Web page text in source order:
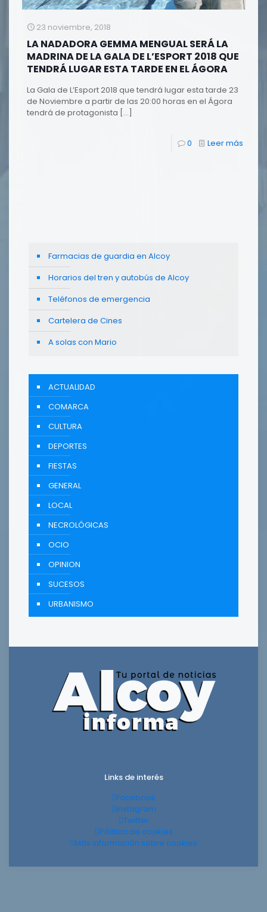
23 noviembre, 2018
LA NADADORA GEMMA MENGUAL SERÁ LA
MADRINA DE LA GALA DE L’ESPORT 2018 QUE
TENDRÁ LUGAR ESTA TARDE EN EL ÁGORA
La Gala de L’Esport 2018 que tendrá lugar esta tarde 23
de Noviembre a partir de las 20:00 horas en el Ágora
tendrá de protagonista […]
0 Leer más
Farmacias de guardia en Alcoy
Horarios del tren y autobús de Alcoy
Teléfonos de emergencia
Cartelera de Cines
A solas con Mario
ACTUALIDAD
COMARCA
CULTURA
DEPORTES
FIESTAS
GENERAL
LOCAL
NECROLÓGICAS
OCIO
OPINION
SUCESOS
URBANISMO
Links de interés
Facebook
Instagram
Twitter
Pólitica de cookies
Más información sobre cookies